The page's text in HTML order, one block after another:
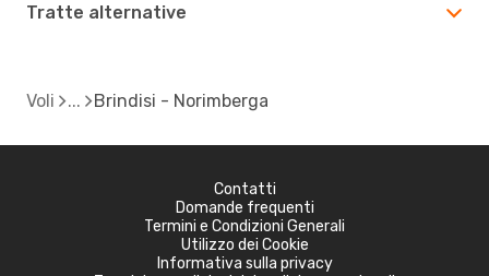
Tratte alternative
Voli Brindisi - Norimberga
Contatti
Domande frequenti
Termini e Condizioni Generali
Utilizzo dei Cookie
Informativa sulla privacy